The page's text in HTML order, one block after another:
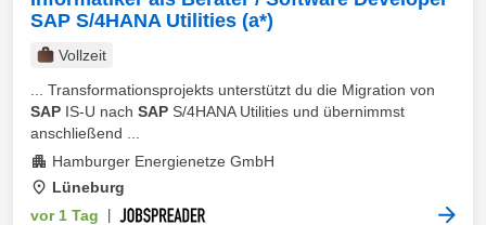
SAP S/4HANA Utilities (a*)
Vollzeit
... Transformationsprojekts unterstützt du die Migration von
SAP IS-U nach SAP S/4HANA Utilities und übernimmst
anschließend ...
Hamburger Energienetze GmbH
Lüneburg
vor 1 Tag